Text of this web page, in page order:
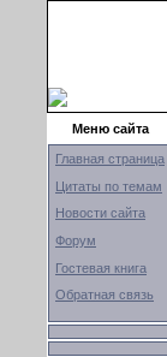
Меню сайта
Главная страница
Цитаты по темам
Новости сайта
Форум
Гостевая книга
Обратная связь